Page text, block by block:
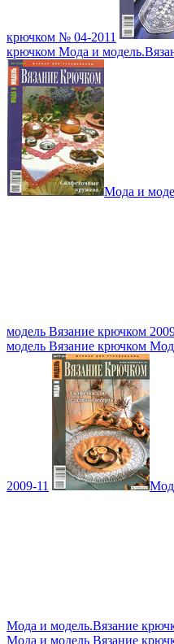
крючком № 04-2011
крючком Мода и
Мода и
модель Вязание крючком
модель Вязание крючком
2009-11
Мода и модель.Вязание
Мода и модель Вязание